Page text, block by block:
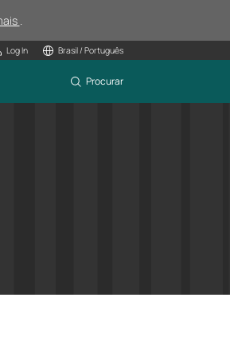
Log In Brasil / Português
Procurar